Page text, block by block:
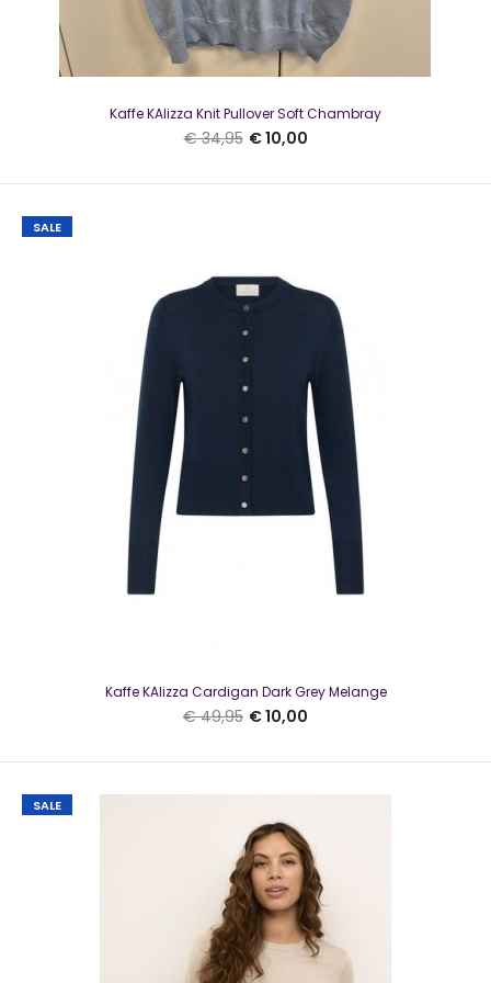
SALE
Kaffe KAregina trui O-Neck Knit Dawn Purple
Kaffe met een subtiel glittertje. ..
Kaffe KAlizza Knit Pullover Soft Chambray
€ 34,95 € 10,00
SALE
Kaffe KAlizza Cardigan Dark Grey Melange
€ 49,95 € 10,00
SALE